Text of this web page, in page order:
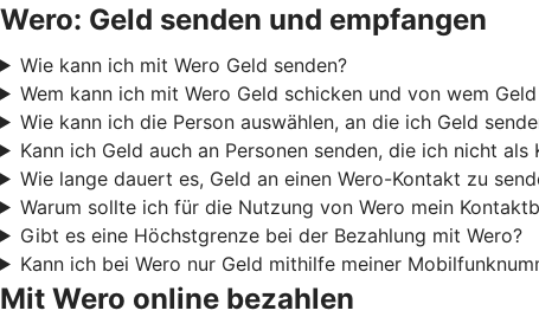
Wero: Geld senden und empfangen
Wie kann ich mit Wero Geld senden?
Wem kann ich mit Wero Geld schicken und von wem
Wie kann ich die Person auswählen, an die ich Geld
Kann ich Geld auch an Personen senden, die ich nicht
Wie lange dauert es, Geld an einen Wero-Kontakt zu
Warum sollte ich für die Nutzung von Wero mein
Gibt es eine Höchstgrenze bei der Bezahlung mit Wero?
Kann ich bei Wero nur Geld mithilfe meiner
Mit Wero online bezahlen